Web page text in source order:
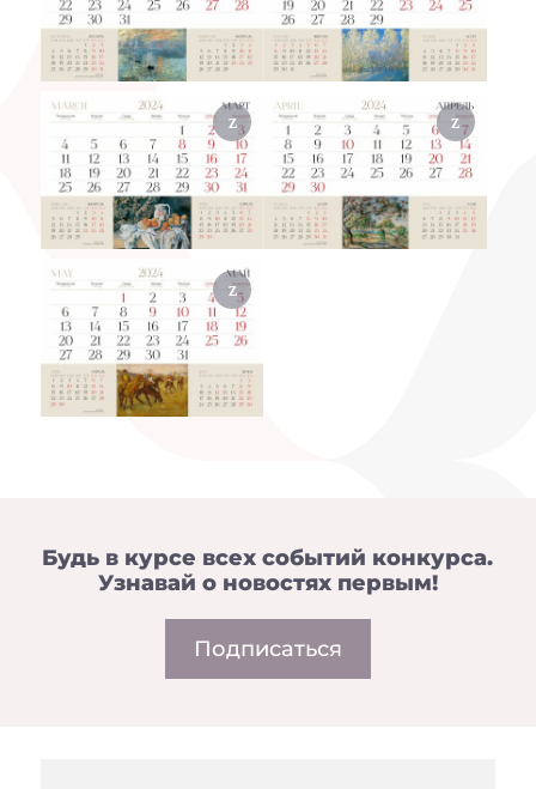
Будь в курсе всех событий конкурса.
Узнавай о новостях первым!
Подписаться